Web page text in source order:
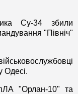
Су-34 збили
"Північ"
Одесі.
"Орлан-10" та